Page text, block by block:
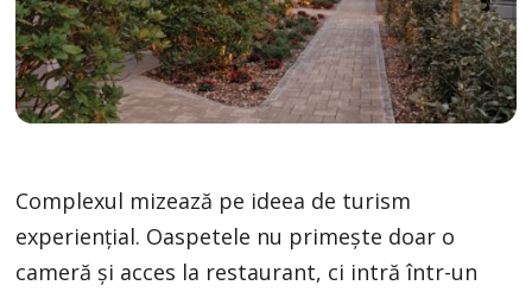
Complexul mizează pe ideea de turism
experiențial. Oaspetele nu primește doar o
cameră și acces la restaurant, ci intră într-un